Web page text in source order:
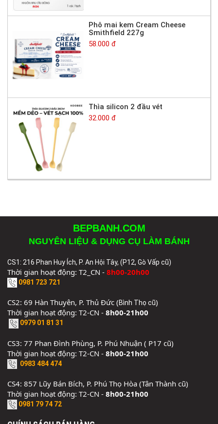
Phô mai kem Cream Cheese
Smithfield 227g
58.000 đ
Thìa silicon 2 đầu vét
32.000 đ
BEPBANH.COM
NGUYÊN LIỆU & DỤNG CỤ LÀM BÁNH
CS1: 216 Phan Huy Ích, P. An Hội Tây, (P12, Gò Vấp cũ)
Thời gian hoạt động: T2_CN - 8h00-20h00
0981 723 721
CS2: 69 Hàn Thuyên, P. Thủ Đức (Bình Thọ cũ)
Thời gian hoạt động: T2-CN - 8h00-21h00
0979 01 81 31
CS3: 77 Phan Đình Phùng, P. Phú Nhuận ( P17 cũ)
Thời gian hoạt động: T2-CN - 8h00-21h00
0983 484 474
CS4: 857 Lũy Bán Bích, P. Phú Thọ Hòa (Tân Thành cũ)
Thời gian hoạt động: T2-CN - 8h00-21h00
0981 79 74 72